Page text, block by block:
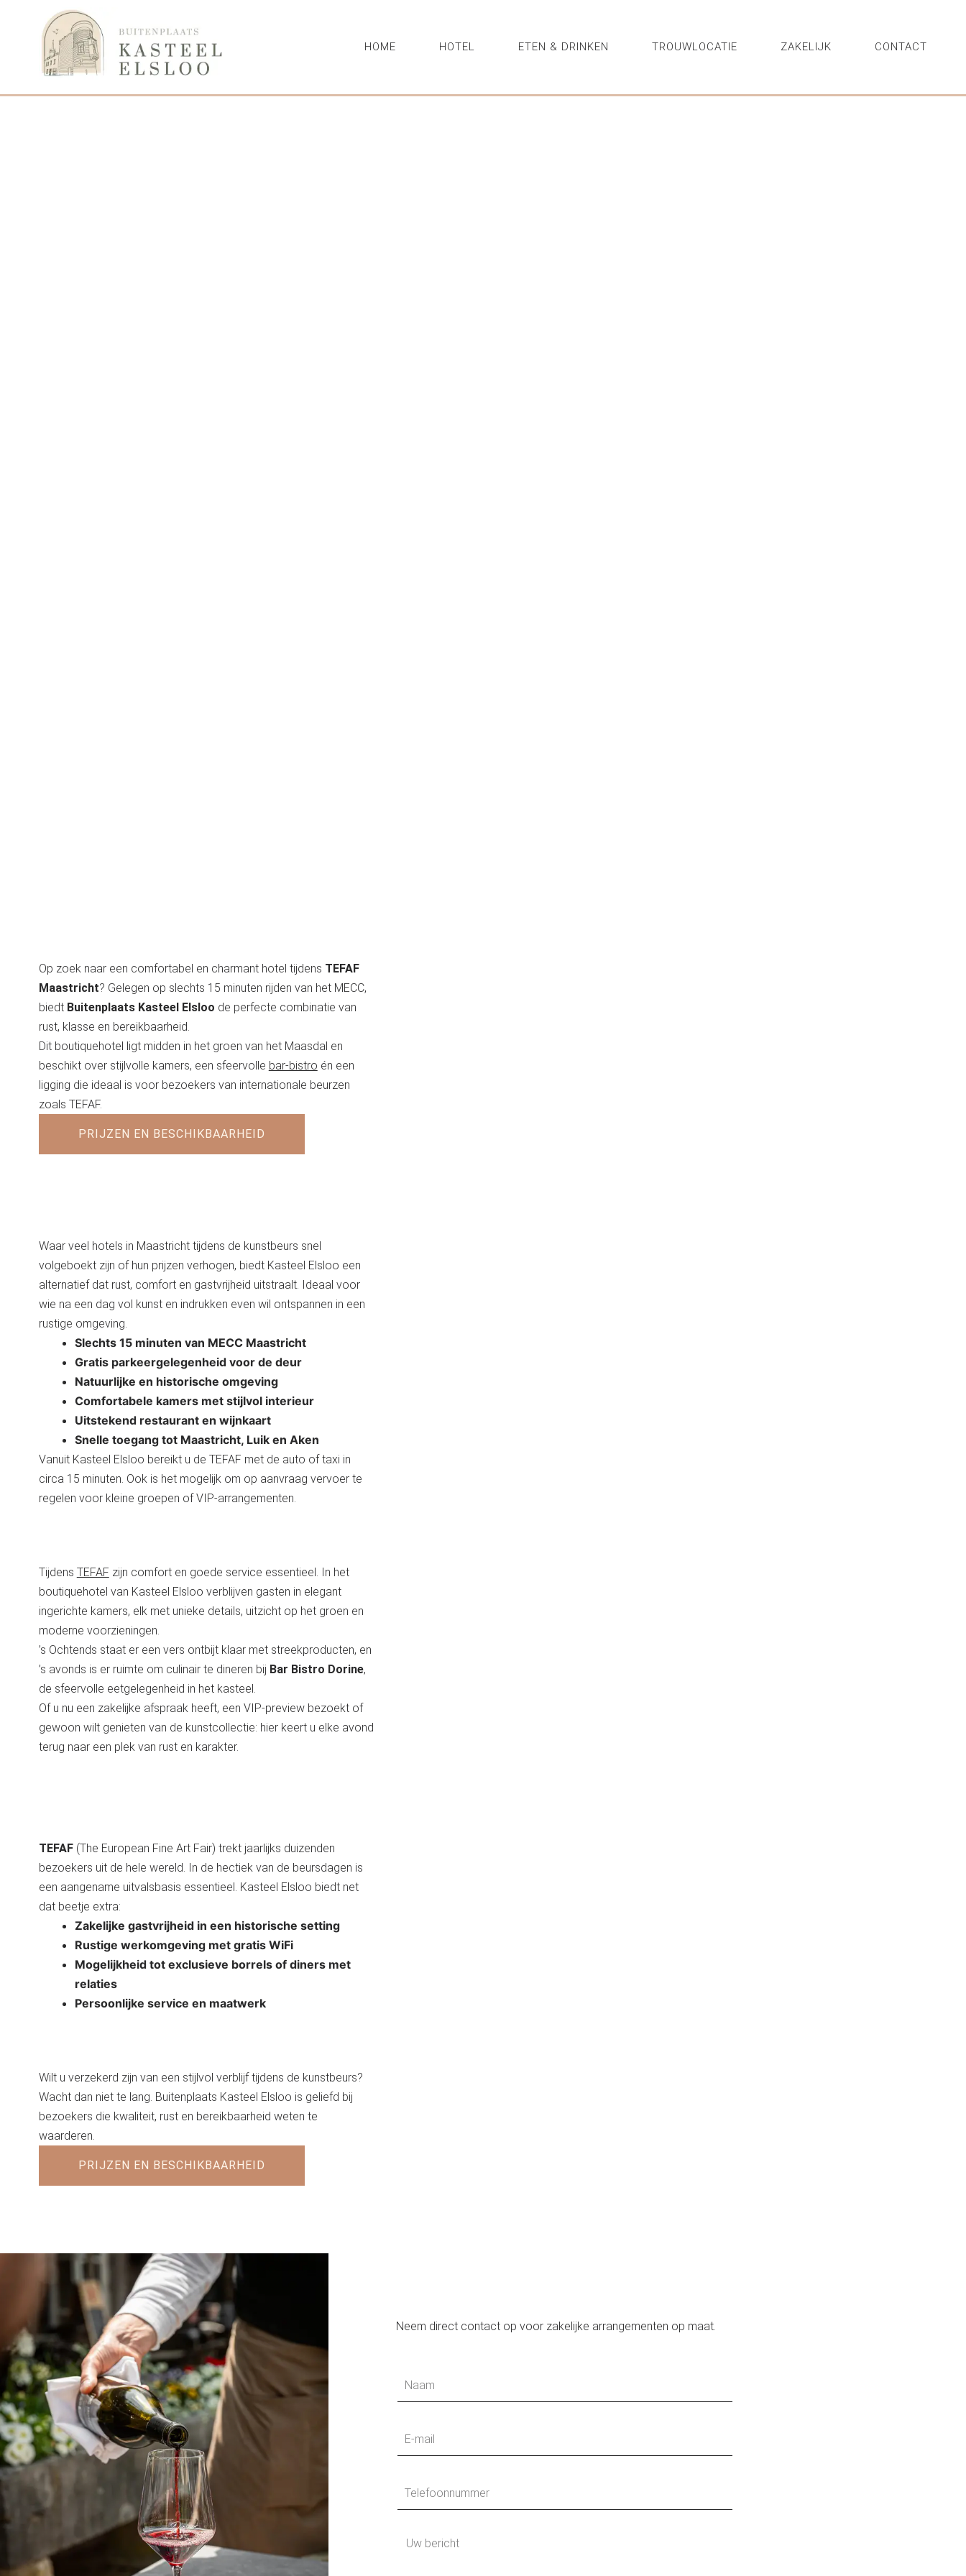
HOME HOTEL ETEN & DRINKEN TROUWLOCATIE ZAKELIJK CONTACT
Op zoek naar een comfortabel en charmant hotel tijdens TEFAF
Maastricht? Gelegen op slechts 15 minuten rijden van het MECC,
biedt Buitenplaats Kasteel Elsloo de perfecte combinatie van
rust, klasse en bereikbaarheid.
Dit boutiquehotel ligt midden in het groen van het Maasdal en
beschikt over stijlvolle kamers, een sfeervolle bar-bistro én een
ligging die ideaal is voor bezoekers van internationale beurzen
zoals TEFAF.
PRIJZEN EN BESCHIKBAARHEID
Waar veel hotels in Maastricht tijdens de kunstbeurs snel
volgeboekt zijn of hun prijzen verhogen, biedt Kasteel Elsloo een
alternatief dat rust, comfort en gastvrijheid uitstraalt. Ideaal voor
wie na een dag vol kunst en indrukken even wil ontspannen in een
rustige omgeving.
Slechts 15 minuten van MECC Maastricht
Gratis parkeergelegenheid voor de deur
Natuurlijke en historische omgeving
Comfortabele kamers met stijlvol interieur
Uitstekend restaurant en wijnkaart
Snelle toegang tot Maastricht, Luik en Aken
Vanuit Kasteel Elsloo bereikt u de TEFAF met de auto of taxi in
circa 15 minuten. Ook is het mogelijk om op aanvraag vervoer te
regelen voor kleine groepen of VIP-arrangementen.
Tijdens TEFAF zijn comfort en goede service essentieel. In het
boutiquehotel van Kasteel Elsloo verblijven gasten in elegant
ingerichte kamers, elk met unieke details, uitzicht op het groen en
moderne voorzieningen.
’s Ochtends staat er een vers ontbijt klaar met streekproducten, en
’s avonds is er ruimte om culinair te dineren bij Bar Bistro Dorine,
de sfeervolle eetgelegenheid in het kasteel.
Of u nu een zakelijke afspraak heeft, een VIP-preview bezoekt of
gewoon wilt genieten van de kunstcollectie: hier keert u elke avond
terug naar een plek van rust en karakter.
TEFAF(The European Fine Art Fair) trekt jaarlijks duizenden
bezoekers uit de hele wereld. In de hectiek van de beursdagen is
een aangename uitvalsbasis essentieel. Kasteel Elsloo biedt net
dat beetje extra:
Zakelijke gastvrijheid in een historische setting
Rustige werkomgeving met gratis WiFi
Mogelijkheid tot exclusieve borrels of diners met
relaties
Persoonlijke service en maatwerk
Wilt u verzekerd zijn van een stijlvol verblijf tijdens de kunstbeurs?
Wacht dan niet te lang. Buitenplaats Kasteel Elsloo is geliefd bij
bezoekers die kwaliteit, rust en bereikbaarheid weten te
waarderen.
PRIJZEN EN BESCHIKBAARHEID
Neem direct contact op voor zakelijke arrangementen op maat.